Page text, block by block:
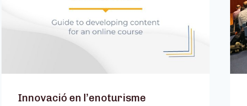
Innovació en l’enoturisme